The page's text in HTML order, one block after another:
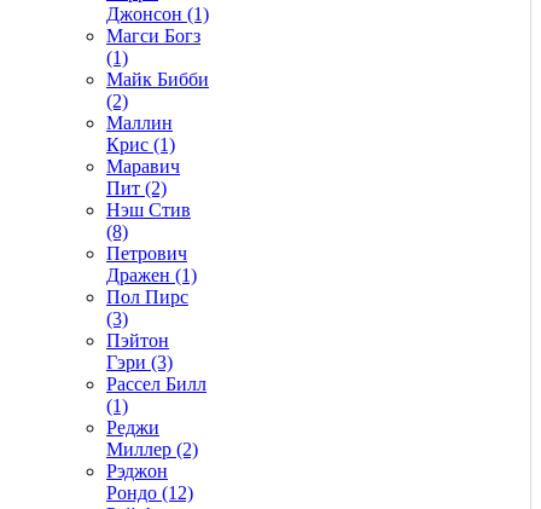
Джонсон (1)
Магси Богз
(1)
Майк Бибби
(2)
Маллин
Крис (1)
Маравич
Пит (2)
Нэш Стив
(8)
Петрович
Дражен (1)
Пол Пирс
(3)
Пэйтон
Гэри (3)
Рассел Билл
(1)
Реджи
Миллер (2)
Рэджон
Рондо (12)